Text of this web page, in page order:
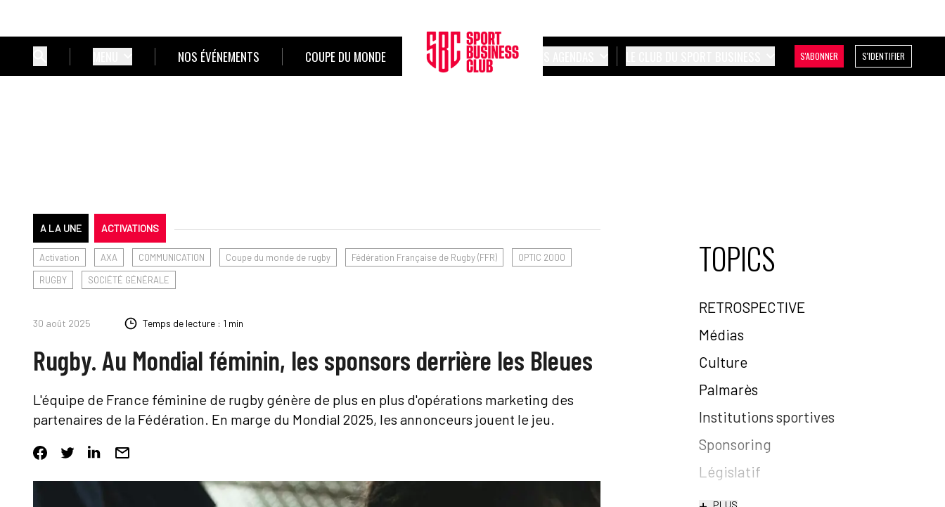
NOS ÉVÉNEMENTS COUPE DU MONDE S'ABONNER S'IDENTIFIER
A LA UNE ACTIVATIONS
Activation AXA COMMUNICATION Coupe du monde de rugby Fédération Française de Rugby (FFR)
OPTIC 2000
RUGBY
SOCIÉTÉ GÉNÉRALE
30 août 2025 Temps de lecture : 1 min
Rugby. Au Mondial féminin, les sponsors derrière les Bleues
L'équipe de France féminine de rugby génère de plus en plus d'opérations marketing des
partenaires de la Fédération. En marge du Mondial 2025, les annonceurs jouent le jeu.
TOPICS
RETROSPECTIVE
Médias
Culture
Palmarès
Institutions sportives
Sponsoring
Législatif
PLUS